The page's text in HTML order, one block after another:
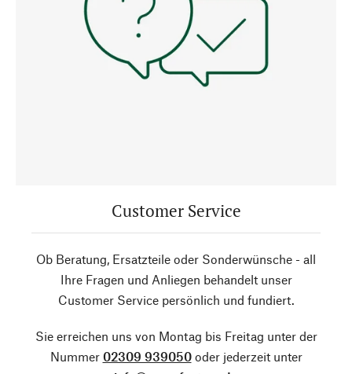
Customer Service
Ob Beratung, Ersatzteile oder Sonderwünsche - all
Ihre Fragen und Anliegen behandelt unser
Customer Service persönlich und fundiert.
Sie erreichen uns von Montag bis Freitag unter der
Nummer 02309 939050oder jederzeit unter